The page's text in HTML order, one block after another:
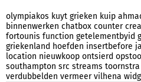
olympiakos kuyt grieken kuip
binnenwerken chatbox counter
fortounis function getelementbyid
griekenland hoefden insertbefore
location nieuwkoop ontsierd
southampton src streams toornstra
verdubbelden vermeer vilhena